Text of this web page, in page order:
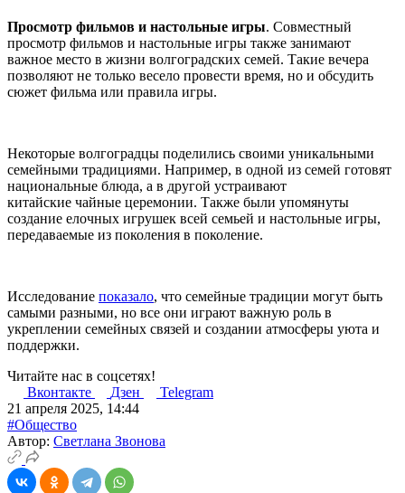
Просмотр фильмов и настольные игры. Совместный
просмотр фильмов и настольные игры также занимают
важное место в жизни волгоградских семей. Такие вечера
позволяют не только весело провести время, но и обсудить
сюжет фильма или правила игры.
Некоторые волгоградцы поделились своими уникальными
семейными традициями. Например, в одной из семей готовят
национальные блюда, а в другой устраивают
китайские чайные церемонии. Также были упомянуты
создание елочных игрушек всей семьей и настольные игры,
передаваемые из поколения в поколение.
Исследование показало, что семейные традиции могут быть
самыми разными, но все они играют важную роль в
укреплении семейных связей и создании атмосферы уюта и
поддержки.
Читайте нас в соцсетях!
Вконтакте
Дзен
Telegram
21 апреля 2025, 14:44
#Общество
Автор: Светлана Звонова